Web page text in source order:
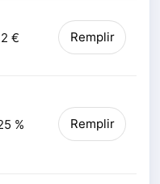
€ Remplir
% Remplir